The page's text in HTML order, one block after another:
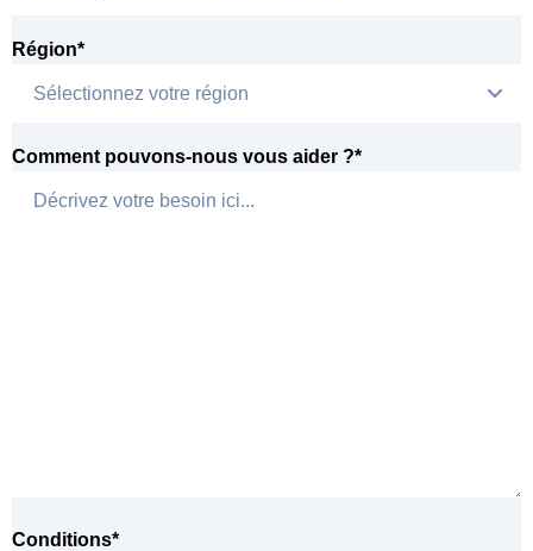
Région*
Comment pouvons-nous vous aider ?*
Conditions*